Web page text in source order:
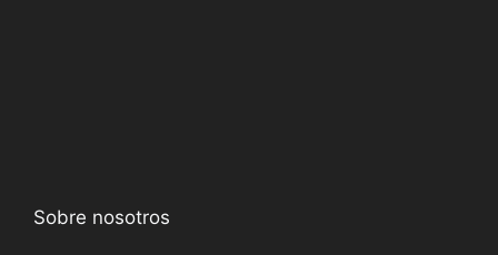
Sobre nosotros